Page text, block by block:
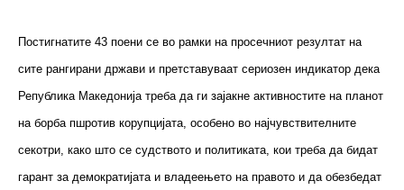
Постигнатите 43 поени се во рамки на просечниот резултат на
сите рангирани држави и претставуваат сериозен индикатор дека
Република Македонија треба да ги зајакне активностите на планот
на борба пшротив корупцијата, особено во најчувствителните
секотри, како што се судството и политиката, кои треба да бидат
гарант за демократијата и владеењето на правото и да обезбедат